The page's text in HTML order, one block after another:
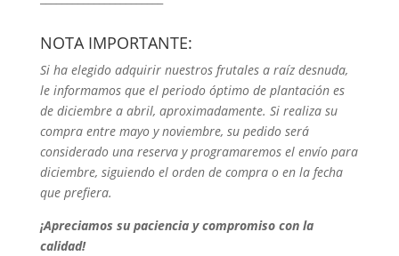
NOTA IMPORTANTE:
Si ha elegido adquirir nuestros frutales a raíz desnuda,
le informamos que el periodo óptimo de plantación es
de diciembre a abril, aproximadamente. Si realiza su
compra entre mayo y noviembre, su pedido será
considerado una reserva y programaremos el envío para
diciembre, siguiendo el orden de compra o en la fecha
que prefiera.
¡Apreciamos su paciencia y compromiso con la
calidad!